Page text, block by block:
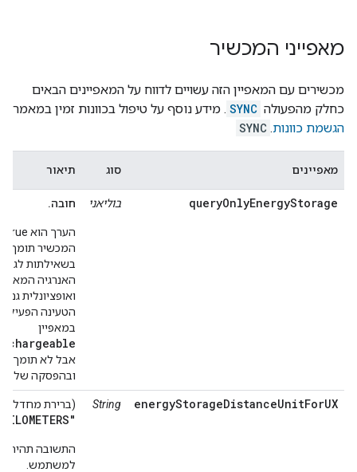
מאפייני המכשיר
מכשירים עם המאפיין הזה עשויים לדווח על המאפיינים הבאים
כחלק מהפעולה SYNC . מידע נוסף על טיפול בכוונות זמין במאמר
הגשמת כוונות.
SYNC
מאפיינים סוג תיאור
queryOnlyEnergyStorage בוליאני חובה.
המכשיר תומך
בשאילתות לגבי
האנרגיה
ואופציונלית גם
הטעינה הפעיל
במאפיין
אבל לא תומך
ובהפסקה של
energyStorageDistanceUnitForUX
String (ברירת מחדל:
התשובה תהיה
למשתמש.